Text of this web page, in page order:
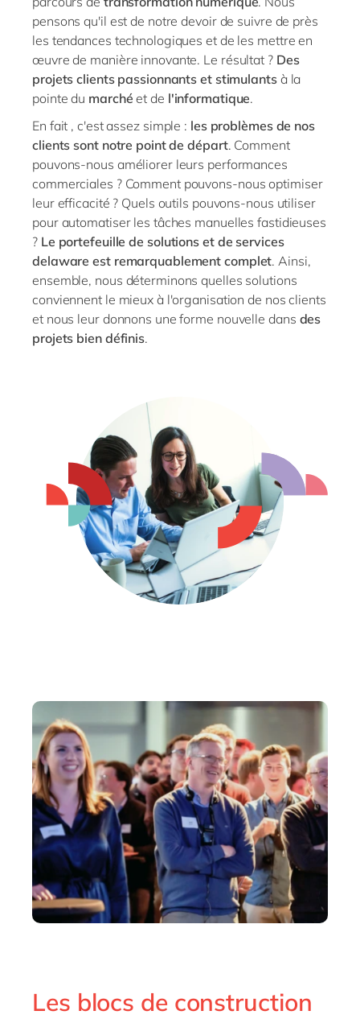
Philippines
Singapore
Switzerland
UK & Ireland
USA & Canada
pensons qu'il est de notre devoir de suivre de près
les tendances technologiques et de les mettre en
œuvre de manière innovante. Le résultat ? Des
projets clients passionnants et stimulantsà la
pointe du marchéet de l'informatique.
En fait , c'est assez simple : les problèmes de nos
clients sont notre point de départ. Comment
pouvons-nous améliorer leurs performances
commerciales ? Comment pouvons-nous optimiser
leur efficacité ? Quels outils pouvons-nous utiliser
pour automatiser les tâches manuelles fastidieuses
? Le portefeuille de solutions et de services
delaware est remarquablement complet. Ainsi,
ensemble, nous déterminons quelles solutions
conviennent le mieux à l'organisation de nos clients
et nous leur donnons une forme nouvelle dans des
projets bien définis.
Les blocs de construction